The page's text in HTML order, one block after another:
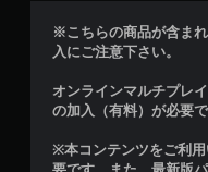
※こちらの商品が含ま
入にご注意下さい。
オンラインマルチプレ
の加入（有料）が必要で
※本コンテンツをご利